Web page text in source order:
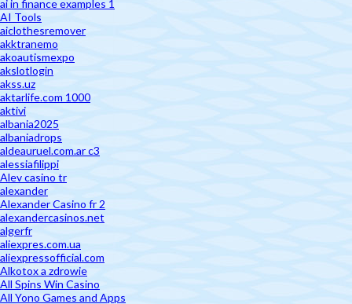
ai in finance examples 1
AI Tools
aiclothesremover
akktranemo
akoautismexpo
akslotlogin
akss.uz
aktarlife.com 1000
aktivi
albania2025
albaniadrops
aldeauruel.com.ar c3
alessiafilippi
Alev casino tr
alexander
Alexander Casino fr 2
alexandercasinos.net
algerfr
aliexpres.com.ua
aliexpressofficial.com
Alkotox a zdrowie
All Spins Win Casino
All Yono Games and Apps